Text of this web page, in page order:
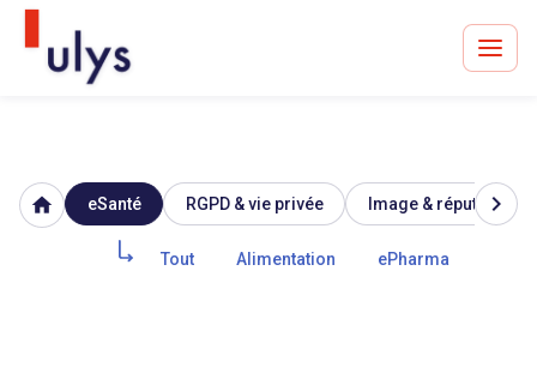
Avocats à Paris & Bruxelles
Leader en droit de l'innovation depuis 30 ans
home eSanté RGPD & vie privée Image & réputation
Tout Alimentation ePharma
chevron_right